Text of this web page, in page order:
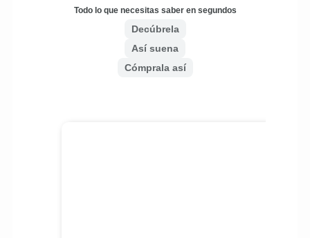
Todo lo que necesitas saber en segundos
Decúbrela
Así suena
Cómprala así